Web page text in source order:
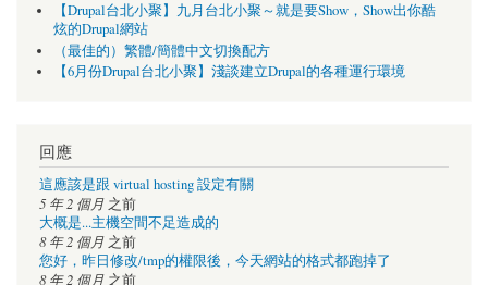
【Drupal台北小聚】九月台北小聚～就是要Show，Show出你酷
炫的Drupal網站
（最佳的）繁體/簡體中文切換配方
【6月份Drupal台北小聚】淺談建立Drupal的各種運行環境
回應
這應該是跟 virtual hosting 設定有關
5 年 2 個月 之前
大概是...主機空間不足造成的
8 年 2 個月 之前
您好，昨日修改/tmp的權限後，今天網站的格式都跑掉了
8 年 2 個月 之前